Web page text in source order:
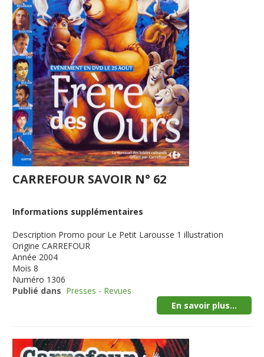
CARREFOUR SAVOIR N° 62
Informations supplémentaires
Description Promo pour Le Petit Larousse 1 illustration
Origine CARREFOUR
Année 2004
Mois 8
Numéro 1306
Publié dans Presses - Revues
En savoir plus...